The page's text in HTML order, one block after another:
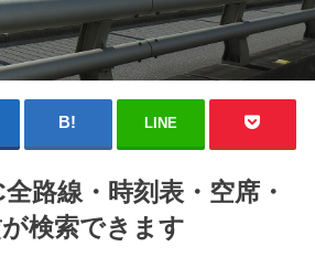
LINE
路線・時刻表・空席・
検索できます